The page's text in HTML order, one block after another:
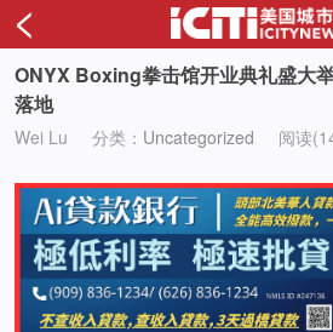
<
ONYX Boxing拳击馆开业典礼盛大
落地
Wei Lu 分类： Uncategorized 阅读